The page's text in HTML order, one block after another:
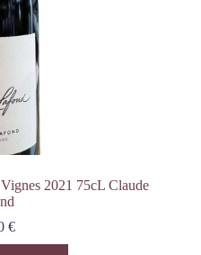
2021 75cL Claude
€